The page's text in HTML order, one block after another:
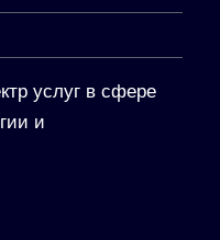
услуг в сфере
и